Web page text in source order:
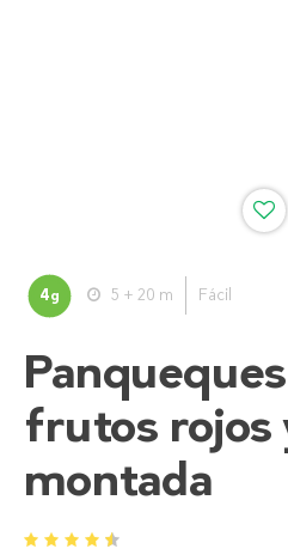
4g 5 + 20 m Fácil
frutos rojos
montada
1 2 3 4 5